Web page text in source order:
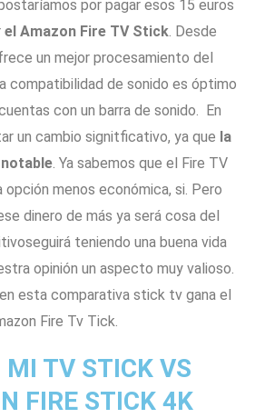
por pagar esos 15 euros
el Amazon Fire TV Stick. Desde
un mejor procesamiento del
compatibilidad de sonido es óptimo
con un barra de sonido. En
un cambio signitficativo, ya que la
. Ya sabemos que el Fire TV
menos económica, si. Pero
dinero de más ya será cosa del
teniendo una buena vida
opinión un aspecto muy valioso.
esta comparativa stick tv gana el
Fire Tv Tick.
TV STICK VS
FIRE STICK 4K